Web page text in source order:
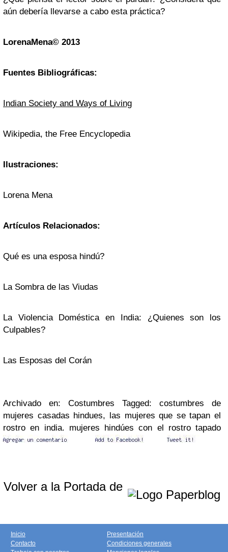
aún debería llevarse a cabo esta práctica?
LorenaMena© 2013
Fuentes Bibliográficas:
Indian Society and Ways of Living
Wikipedia, the Free Encyclopedia
Ilustraciones:
Lorena Mena
Artículos Relacionados:
Qué es una esposa hindú?
La Sombra de las Viudas
La Violencia Doméstica en India: ¿Quienes son los
Culpables?
Las Esposas del Corán
Archivado en: Costumbres Tagged: costumbres de
mujeres casadas hindues, las mujeres que se tapan el
rostro en india. mujeres hindúes con el rostro tapado
Volver a la Portada de
Inicio
Contacto
Presentación
Condiciones generales